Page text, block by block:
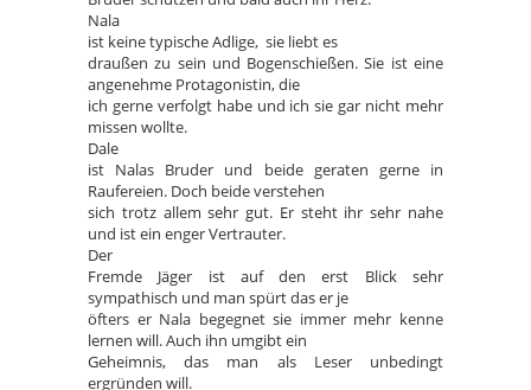
Nala
ist keine typische Adlige, sie liebt es
draußen zu sein und Bogenschießen. Sie ist eine
angenehme Protagonistin, die
ich gerne verfolgt habe und ich sie gar nicht mehr
missen wollte.
Dale
ist Nalas Bruder und beide geraten gerne in
Raufereien. Doch beide verstehen
sich trotz allem sehr gut. Er steht ihr sehr nahe
und ist ein enger Vertrauter.
Der
Fremde Jäger ist auf den erst Blick sehr
sympathisch und man spürt das er je
öfters er Nala begegnet sie immer mehr kenne
lernen will. Auch ihn umgibt ein
Geheimnis, das man als Leser unbedingt
ergründen will.